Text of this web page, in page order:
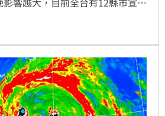
災害應變中心，他也發文提醒民